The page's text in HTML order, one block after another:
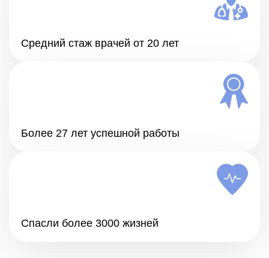
Средний стаж врачей от 20 лет
Более 27 лет успешной работы
Спасли более 3000 жизней